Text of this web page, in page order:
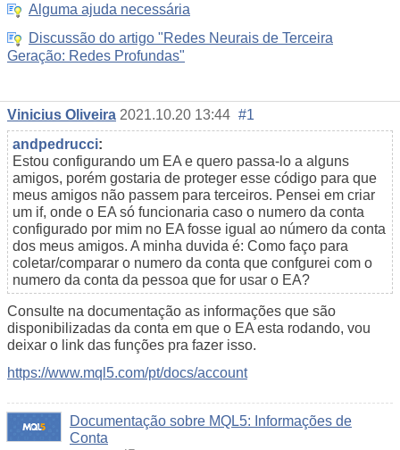
Alguma ajuda necessária
Discussão do artigo "Redes Neurais de Terceira
Geração: Redes Profundas"
Vinicius Oliveira 2021.10.20 13:44 #1
andpedrucci:
Estou configurando um EA e quero passa-lo a alguns
amigos, porém gostaria de proteger esse código para que
meus amigos não passem para terceiros. Pensei em criar
um if, onde o EA só funcionaria caso o numero da conta
configurado por mim no EA fosse igual ao número da conta
dos meus amigos. A minha duvida é: Como faço para
coletar/comparar o numero da conta que confgurei com o
numero da conta da pessoa que for usar o EA?
Consulte na documentação as informações que são
disponibilizadas da conta em que o EA esta rodando, vou
deixar o link das funções pra fazer isso.
https://www.mql5.com/pt/docs/account
Documentação sobre MQL5: Informações de
Conta